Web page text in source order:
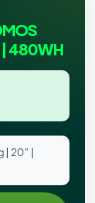
| 480WH
| 20″ |